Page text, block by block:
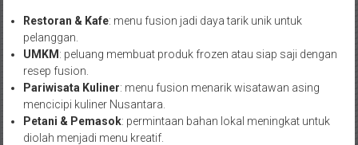
Restoran & Kafe: menu fusion jadi daya tarik unik untuk
pelanggan.
UMKM : peluang membuat produk frozen atau siap saji dengan
resep fusion.
Pariwisata Kuliner: menu fusion menarik wisatawan asing
mencicipi kuliner Nusantara.
Petani & Pemasok: permintaan bahan lokal meningkat untuk
diolah menjadi menu kreatif.